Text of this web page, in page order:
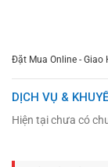
Đặt Mua Online - Giao
DỊCH VỤ &
Hiện tại chưa có